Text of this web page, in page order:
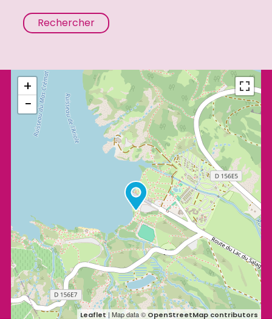
Rechercher
+
−
Leaflet | Map data © OpenStreetMap contributors